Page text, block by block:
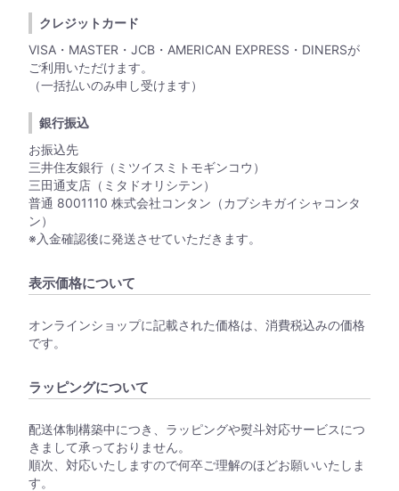
クレジットカード
VISA・MASTER・JCB・AMERICAN EXPRESS・DINERSが
ご利用いただけます。
（一括払いのみ申し受けます）
銀行振込
お振込先
三井住友銀行（ミツイスミトモギンコウ）
三田通支店（ミタドオリシテン）
普通 8001110 株式会社コンタン（カブシキガイシャコンタ
ン）
※入金確認後に発送させていただきます。
表示価格について
オンラインショップに記載された価格は、消費税込みの価格
です。
ラッピングについて
配送体制構築中につき、ラッピングや熨斗対応サービスにつ
きまして承っておりません。
順次、対応いたしますので何卒ご理解のほどお願いいたしま
す。